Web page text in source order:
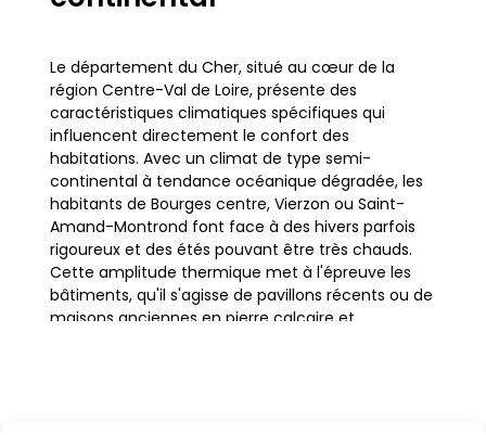
Le département du Cher, situé au cœur de la
région Centre-Val de Loire, présente des
caractéristiques climatiques spécifiques qui
influencent directement le confort des
habitations. Avec un climat de type semi-
continental à tendance océanique dégradée, les
habitants de Bourges centre, Vierzon ou Saint-
Amand-Montrond font face à des hivers parfois
rigoureux et des étés pouvant être très chauds.
Cette amplitude thermique met à l'épreuve les
bâtiments, qu'il s'agisse de pavillons récents ou de
maisons anciennes en pierre calcaire et